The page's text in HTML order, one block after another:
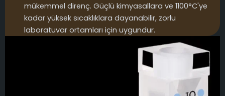
mükemmel direnç. Güçlü kimyasallara ve 1100°C'ye
kadar yüksek sıcaklıklara dayanabilir, zorlu
laboratuvar ortamları için uygundur.